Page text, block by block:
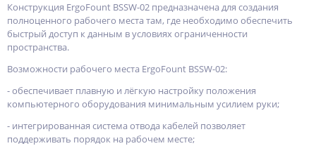
Конструкция ErgoFount BSSW-02 предназначена для создания
полноценного рабочего места там, где необходимо обеспечить
быстрый доступ к данным в условиях ограниченности
пространства.
Возможности рабочего места ErgoFount BSSW-02:
- обеспечивает плавную и лёгкую настройку положения
компьютерного оборудования минимальным усилием руки;
- интегрированная система отвода кабелей позволяет
поддерживать порядок на рабочем месте;